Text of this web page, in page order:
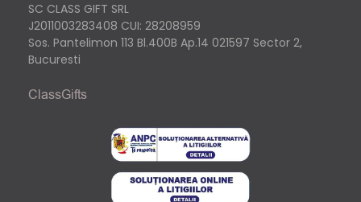
SC CLASS GIFT SRL
J2011003283408 CUI: 28208959
Sos. Pantelimon 113 Bl.400B Ap.14 021597 Sector 2,
Bucuresti
ClassGifts